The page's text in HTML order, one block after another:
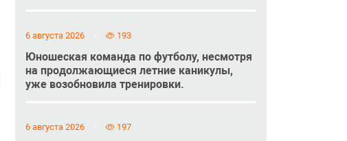
6 августа 2026 193
Юношеская команда по футболу, несмотря
на продолжающиеся летние каникулы,
уже возобновила тренировки.
6 августа 2026 197